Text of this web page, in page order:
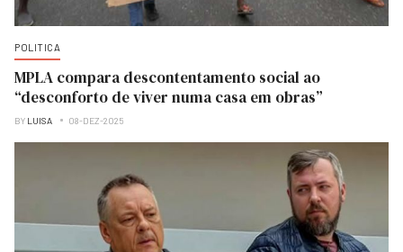
POLITICA
MPLA compara descontentamento social ao
“desconforto de viver numa casa em obras”
BY LUISA 08-DEZ-2025